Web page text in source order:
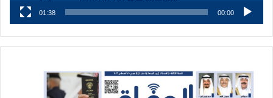
00:00
01:38